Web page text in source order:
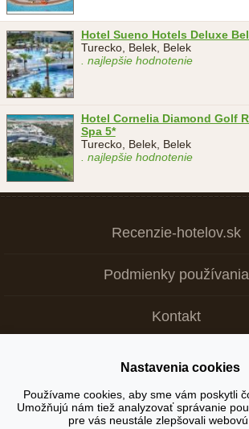
Hotel Sueno Hotels Deluxe
Turecko, Belek, Belek
. najlepšie hodnotenie
Hotel Cornelia Diamond Golf
Spa 5*
Turecko, Belek, Belek
. najlepšie hodnotenie
Recenzie-hotelov.sk
Podmienky používania
Kontakt
Copyright © 2026
+ Tvoja recenzia je dôležitá
Nastavenia cookies
Používame cookies, aby sme vám poskytli
Umožňujú nám tiež analyzovať správanie
pre vás neustále zlepšovali webovú